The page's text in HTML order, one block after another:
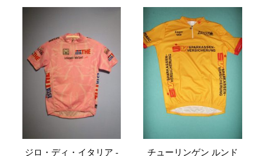
ジロ・ディ・イタリア - チューリンゲン ルンド